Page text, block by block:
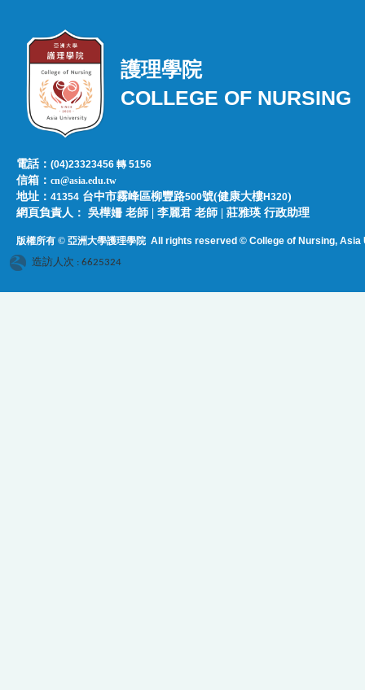
護理學院
COLLEGE OF NURSING
電話：(04)23323456 轉 5156
信箱：cn@asia.edu.tw
地址：41354 台中市霧峰區柳豐路500號(健康大樓H320)
網頁負責人：​​​ ​吳樺姍 老師 | 李麗君 老師 | 莊雅瑛 行政助理
版權所有 © 亞洲大學護理學院All rights reserved © College of Nursing, Asia
造訪人次 : 6625324